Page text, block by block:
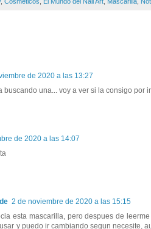
de 2020 a las 13:27
buscando una... voy a ver si la consigo por
de 2020 a las 14:07
2 de noviembre de 2020 a las 15:15
esta mascarilla, pero despues de
y puedo ir cambiando segun necesite,